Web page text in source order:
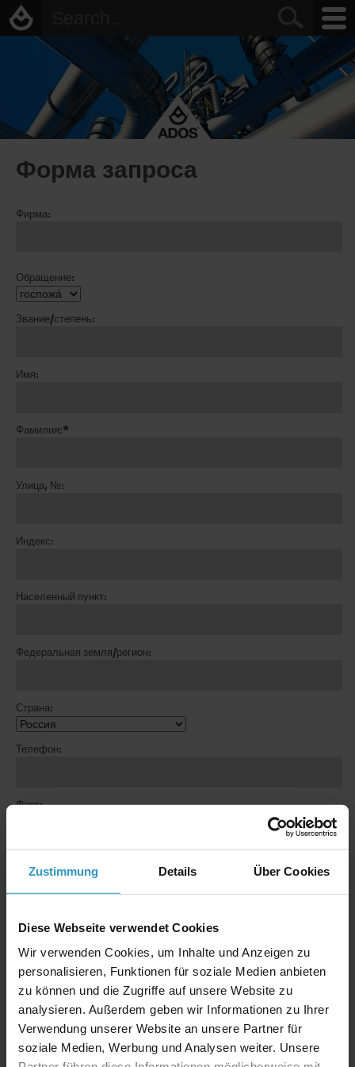
Zustimmung Details Über Cookies
Diese Webseite verwendet Cookies
Wir verwenden Cookies, um Inhalte und Anzeigen zu
personalisieren, Funktionen für soziale Medien anbieten
zu können und die Zugriffe auf unsere Website zu
analysieren. Außerdem geben wir Informationen zu Ihrer
Verwendung unserer Website an unsere Partner für
soziale Medien, Werbung und Analysen weiter. Unsere
Форма запроса
Фирма:
Обращение:
Звание/степень:
Имя:
Фамилия:*
Улица, №:
Индекс:
Населенный пункт:
Федеральная земля/регион:
Страна:
Телефон:
Факс:
Пожалуйста, вышлите мне следующую(ие) брошюру(ы):
Multitronik 592
LON Center 2000
MWS 906
MWS 906 CP
GW 399
MWS 903
MWS 897
GWA 2000
ITR 498
ITR 504